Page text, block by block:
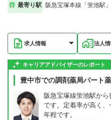
最寄り駅 阪急宝塚本線「蛍池駅
求人情報 法人情
キャリアアドバイザーのレポート
豊中市での調剤薬局パート
阪急宝塚線蛍池駅か
です。定着率が高く
年程です。